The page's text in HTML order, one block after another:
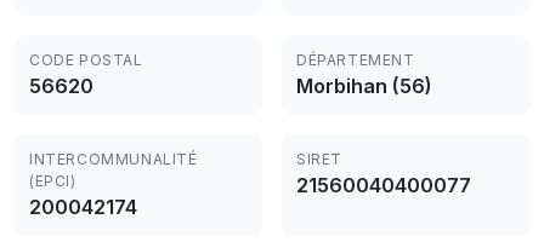
CODE POSTAL
56620
DÉPARTEMENT
Morbihan (56)
INTERCOMMUNALITÉ
(EPCI)
200042174
SIRET
21560040400077